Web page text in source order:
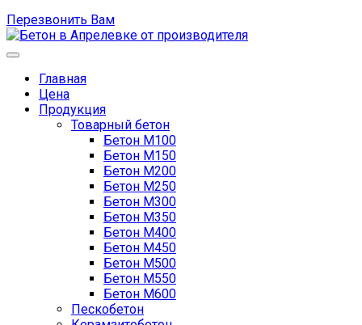
Перезвонить Вам
Главная
Цена
Продукция
Товарный бетон
Бетон М100
Бетон М150
Бетон М200
Бетон М250
Бетон М300
Бетон М350
Бетон М400
Бетон М450
Бетон М500
Бетон М550
Бетон М600
Пескобетон